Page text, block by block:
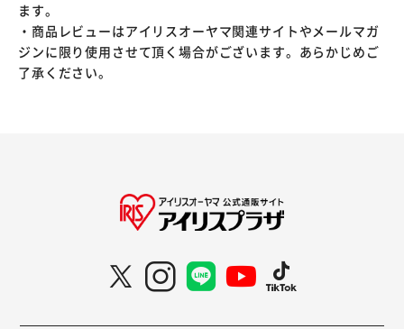
ます。
・商品レビューはアイリスオーヤマ関連サイトやメールマガ
ジンに限り使用させて頂く場合がございます。あらかじめご
了承ください。